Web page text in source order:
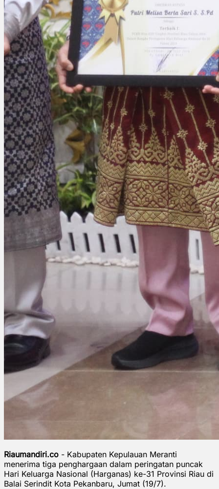
Riaumandiri.co - Kabupaten Kepulauan Meranti
menerima tiga penghargaan dalam peringatan puncak
Hari Keluarga Nasional (Harganas) ke-31 Provinsi Riau di
Balai Serindit Kota Pekanbaru, Jumat (19/7).